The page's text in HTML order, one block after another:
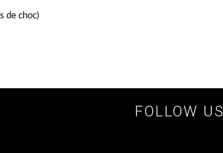
de choc)
FOLLOW US